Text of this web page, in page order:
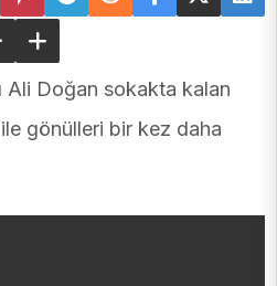
Ali Doğan sokakta kalan
gönülleri bir kez daha